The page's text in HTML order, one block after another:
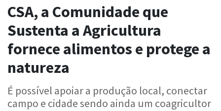
CSA, a Comunidade que
Sustenta a Agricultura
fornece alimentos e protege a
natureza
É possível apoiar a produção local, conectar
campo e cidade sendo ainda um coagricultor